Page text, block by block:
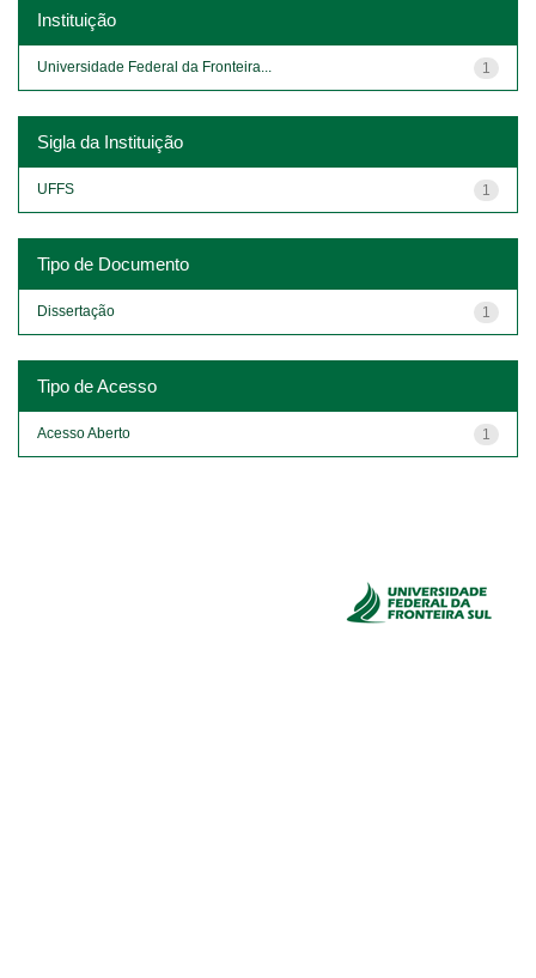
Instituição
1
Universidade Federal da Fronteira...
Sigla da Instituição
1
UFFS
Tipo de Documento
1
Dissertação
Tipo de Acesso
1
Acesso Aberto